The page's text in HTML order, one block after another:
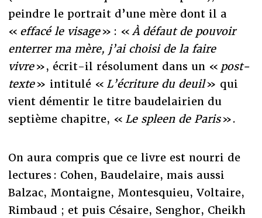
peindre le portrait d’une mère dont il a
« effacé le visage» : «À défaut de pouvoir
enterrer ma mère, j’ai choisi de la faire
vivre», écrit-il résolument dans un « post-
texte» intitulé « L’écriture du deuil» qui
vient démentir le titre baudelairien du
septième chapitre, « Le spleen de Paris».
On aura compris que ce livre est nourri de
lectures : Cohen, Baudelaire, mais aussi
Balzac, Montaigne, Montesquieu, Voltaire,
Rimbaud ; et puis Césaire, Senghor, Cheikh